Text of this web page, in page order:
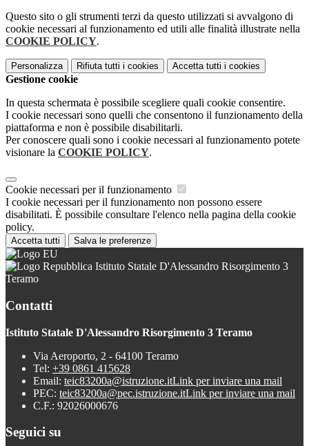
Questo sito o gli strumenti terzi da questo utilizzati si avvalgono di
cookie necessari al funzionamento ed utili alle finalità illustrate nella
COOKIE POLICY.
Personalizza Rifiuta tutti i cookies Accetta tutti i cookies
Gestione cookie
In questa schermata è possibile scegliere quali cookie consentire.
I cookie necessari sono quelli che consentono il funzionamento della
piattaforma e non è possibile disabilitarli.
Per conoscere quali sono i cookie necessari al funzionamento potete
visionare la COOKIE POLICY.
Cookie necessari per il funzionamento
I cookie necessari per il funzionamento non possono essere
disabilitati. È possibile consultare l'elenco nella pagina della cookie
policy.
Accetta tutti Salva le preferenze
Istituto Statale D'Alessandro Risorgimento 3
Teramo
Contatti
Istituto Statale D'Alessandro Risorgimento 3 Teramo
Via Aeroporto, 2 - 64100 Teramo
Tel: +39 0861 415628
Email: teic83200a@istruzione.itLink per inviare una mail
PEC: teic83200a@pec.istruzione.itLink per inviare una mail
C.F.: 92026000676
Seguici su